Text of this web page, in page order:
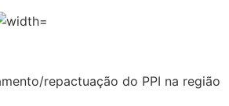
repactuação do PPI na região